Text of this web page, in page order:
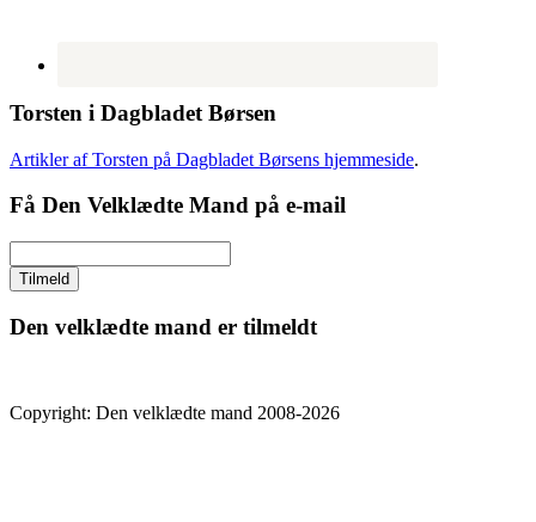
Torsten i Dagbladet Børsen
Artikler af Torsten på Dagbladet Børsens hjemmeside.
Få Den Velklædte Mand på e-mail
Den velklædte mand er tilmeldt
Copyright: Den velklædte mand 2008-2026